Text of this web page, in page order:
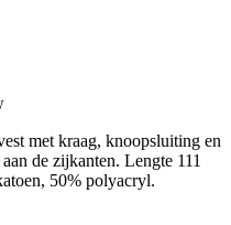
met kraag, knoopsluiting en
de zijkanten. Lengte 111
50% polyacryl.